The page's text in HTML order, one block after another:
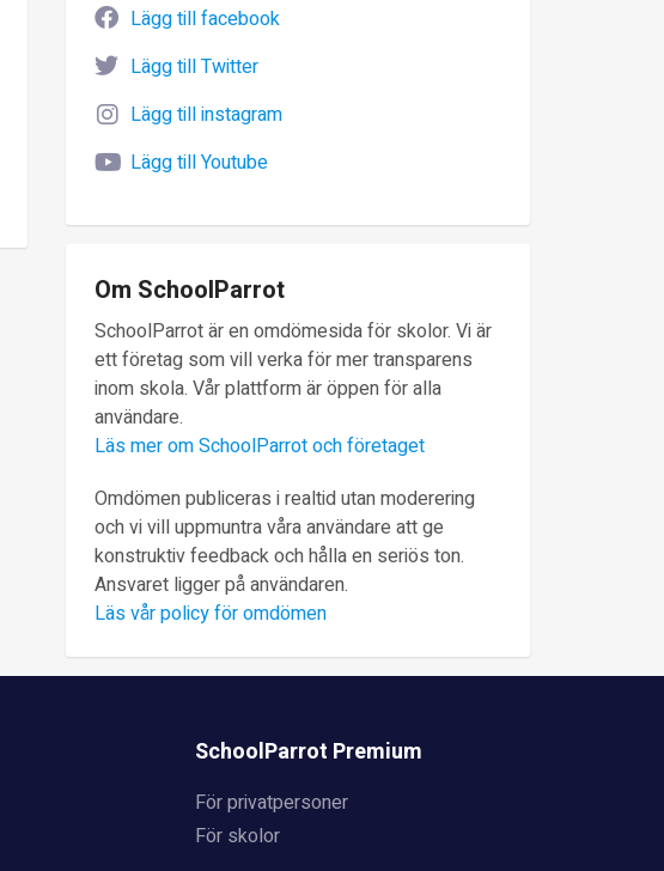
Lägg till facebook
Lägg till Twitter
Lägg till instagram
Lägg till Youtube
Om SchoolParrot
SchoolParrot är en omdömesida för skolor. Vi är
ett företag som vill verka för mer transparens
inom skola. Vår plattform är öppen för alla
användare.
Läs mer om SchoolParrot och företaget
Omdömen publiceras i realtid utan moderering
och vi vill uppmuntra våra användare att ge
konstruktiv feedback och hålla en seriös ton.
Ansvaret ligger på användaren.
Läs vår policy för omdömen
SchoolParrot Premium
För privatpersoner
För skolor